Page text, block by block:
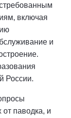
включая
и
России.
от паводка, и